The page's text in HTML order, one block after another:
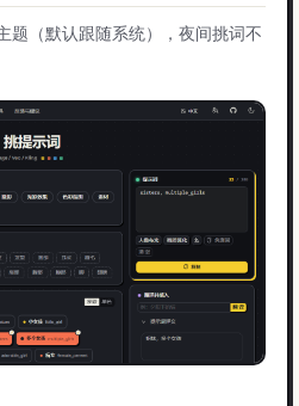
题（默认跟随系统），夜间挑词不